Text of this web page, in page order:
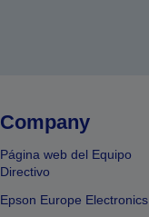
Company
Página web del Equipo
Directivo
Epson Europe Electronics